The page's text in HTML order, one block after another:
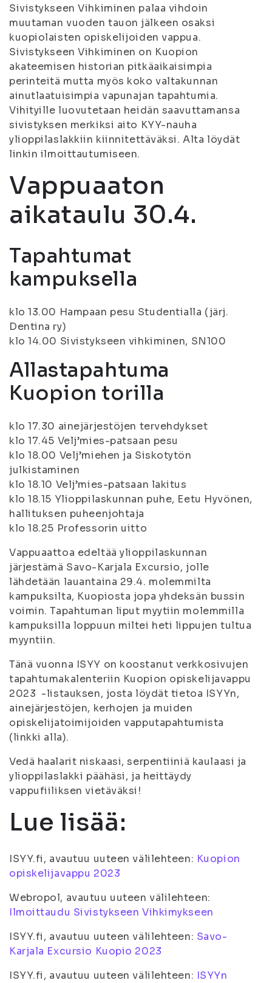
Sivistykseen Vihkiminen palaa vihdoin
muutaman vuoden tauon jälkeen osaksi
kuopiolaisten opiskelijoiden vappua.
Sivistykseen Vihkiminen on Kuopion
akateemisen historian pitkäaikaisimpia
perinteitä mutta myös koko valtakunnan
ainutlaatuisimpia vapunajan tapahtumia.
Vihityille luovutetaan heidän saavuttamansa
sivistyksen merkiksi aito KYY-nauha
ylioppilaslakkiin kiinnitettäväksi. Alta löydät
linkin ilmoittautumiseen.
Vappuaaton
aikataulu 30.4.
Tapahtumat
kampuksella
klo 13.00 Hampaan pesu Studentialla (järj.
Dentina ry)
klo 14.00 Sivistykseen vihkiminen, SN100
Allastapahtuma
Kuopion torilla
klo 17.30 ainejärjestöjen tervehdykset
klo 17.45 Velj’mies-patsaan pesu
klo 18.00 Velj’miehen ja Siskotytön
julkistaminen
klo 18.10 Velj’mies-patsaan lakitus
klo 18.15 Ylioppilaskunnan puhe, Eetu Hyvönen,
hallituksen puheenjohtaja
klo 18.25 Professorin uitto
Vappuaattoa edeltää ylioppilaskunnan
järjestämä Savo-Karjala Excursio, jolle
lähdetään lauantaina 29.4. molemmilta
kampuksilta, Kuopiosta jopa yhdeksän bussin
voimin. Tapahtuman liput myytiin molemmilla
kampuksilla loppuun miltei heti lippujen tultua
myyntiin.
Tänä vuonna ISYY on koostanut verkkosivujen
tapahtumakalenteriin Kuopion opiskelijavappu
2023 -listauksen, josta löydät tietoa ISYYn,
ainejärjestöjen, kerhojen ja muiden
opiskelijatoimijoiden vapputapahtumista
(linkki alla).
Vedä haalarit niskaasi, serpentiiniä kaulaasi ja
ylioppilaslakki päähäsi, ja heittäydy
vappufiiliksen vietäväksi!
Lue lisää:
ISYY.fi, avautuu uuteen välilehteen: Kuopion
opiskelijavappu 2023
Webropol, avautuu uuteen välilehteen:
Ilmoittaudu Sivistykseen Vihkimykseen
ISYY.fi, avautuu uuteen välilehteen: Savo-
Karjala Excursio Kuopio 2023
ISYY.fi, avautuu uuteen välilehteen: ISYYn